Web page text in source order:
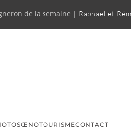
de la semaine | Raphaël et
ŒNOTOURISMECONTACT